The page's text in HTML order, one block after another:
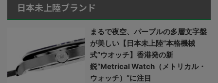
日本未上陸ブランド
まるで夜空、パープルの多層文字盤
が美しい【日本未上陸“本格機械
式”ウオッチ】香港発の新
鋭“Metrical Watch（メトリカル・
ウォッチ）”に注目